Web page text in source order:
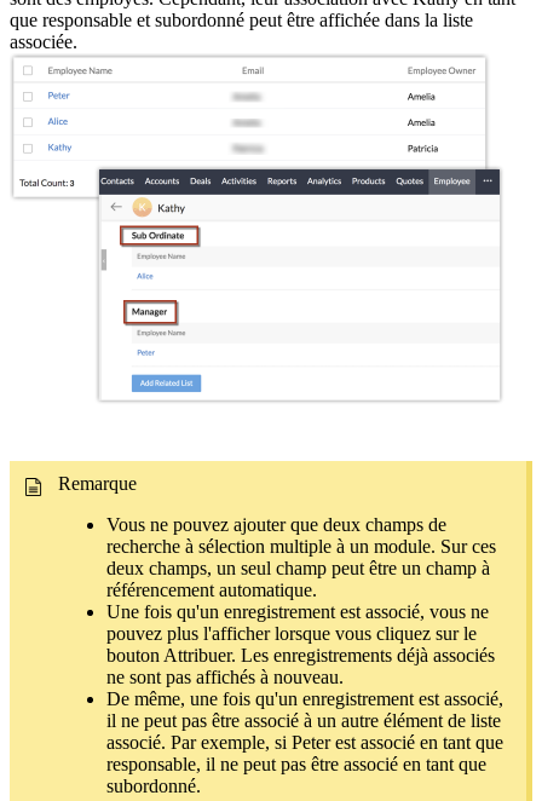
que responsable et subordonné peut être affichée dans la liste
associée.
Remarque
Vous ne pouvez ajouter que deux champs de
recherche à sélection multiple à un module. Sur ces
deux champs, un seul champ peut être un champ à
référencement automatique.
Une fois qu'un enregistrement est associé, vous ne
pouvez plus l'afficher lorsque vous cliquez sur le
bouton Attribuer. Les enregistrements déjà associés
ne sont pas affichés à nouveau.
De même, une fois qu'un enregistrement est associé,
il ne peut pas être associé à un autre élément de liste
associé. Par exemple, si Peter est associé en tant que
responsable, il ne peut pas être associé en tant que
subordonné.